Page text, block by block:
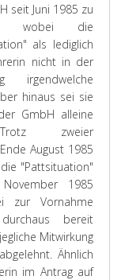
seit Juni 1985 zu
wobei die
als lediglich
nicht in der
irgendwelche
hinaus sei sie
GmbH alleine
zweier
August 1985
"Pattsituation"
1985
zur Vornahme
durchaus bereit
Mitwirkung
Ähnlich
im Antrag auf